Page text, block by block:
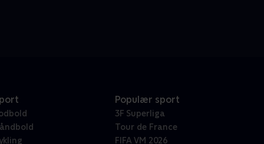
Populær sport
3F Superliga
Tour de France
FIFA VM 2026